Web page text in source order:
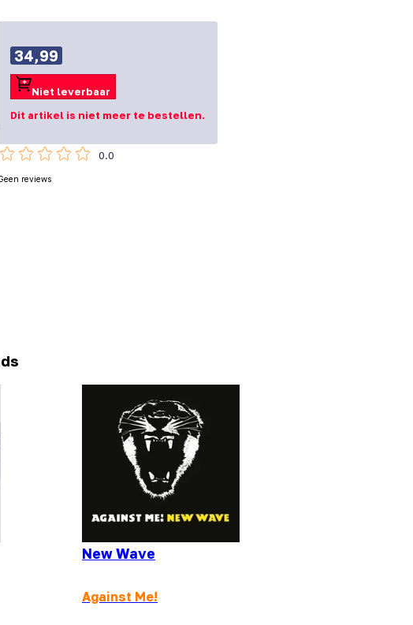
34,99
Niet leverbaar
Dit artikel is niet meer te bestellen.
0.0
reviews
New Wave
Against Me!